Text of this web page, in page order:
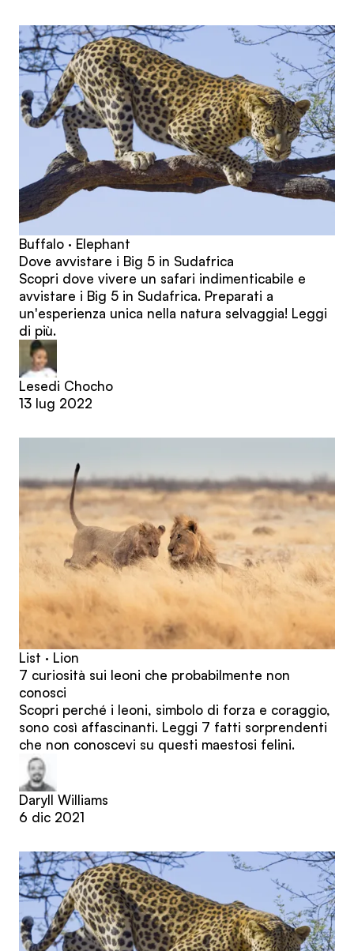
Buffalo · Elephant
Dove avvistare i Big 5 in Sudafrica
Scopri dove vivere un safari indimenticabile e
avvistare i Big 5 in Sudafrica. Preparati a
un'esperienza unica nella natura selvaggia! Leggi
di più.
Lesedi Chocho
13 lug 2022
List · Lion
7 curiosità sui leoni che probabilmente non
conosci
Scopri perché i leoni, simbolo di forza e coraggio,
sono così affascinanti. Leggi 7 fatti sorprendenti
che non conoscevi su questi maestosi felini.
Daryll Williams
6 dic 2021